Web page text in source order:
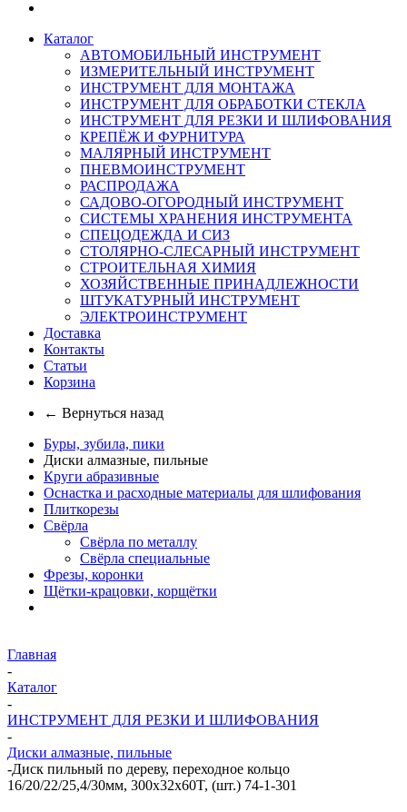
Каталог
АВТОМОБИЛЬНЫЙ ИНСТРУМЕНТ
ИЗМЕРИТЕЛЬНЫЙ ИНСТРУМЕНТ
ИНСТРУМЕНТ ДЛЯ МОНТАЖА
ИНСТРУМЕНТ ДЛЯ ОБРАБОТКИ СТЕКЛА
ИНСТРУМЕНТ ДЛЯ РЕЗКИ И ШЛИФОВАНИЯ
КРЕПЁЖ И ФУРНИТУРА
МАЛЯРНЫЙ ИНСТРУМЕНТ
ПНЕВМОИНСТРУМЕНТ
РАСПРОДАЖА
САДОВО-ОГОРОДНЫЙ ИНСТРУМЕНТ
СИСТЕМЫ ХРАНЕНИЯ ИНСТРУМЕНТА
СПЕЦОДЕЖДА И СИЗ
СТОЛЯРНО-СЛЕСАРНЫЙ ИНСТРУМЕНТ
СТРОИТЕЛЬНАЯ ХИМИЯ
ХОЗЯЙСТВЕННЫЕ ПРИНАДЛЕЖНОСТИ
ШТУКАТУРНЫЙ ИНСТРУМЕНТ
ЭЛЕКТРОИНСТРУМЕНТ
Доставка
Контакты
Статьи
Корзина
← Вернуться назад
Буры, зубила, пики
Диски алмазные, пильные
Круги абразивные
Оснастка и расходные материалы для шлифования
Плиткорезы
Свёрла
Свёрла по металлу
Свёрла специальные
Фрезы, коронки
Щётки-крацовки, корщётки
Главная
-
Каталог
-
ИНСТРУМЕНТ ДЛЯ РЕЗКИ И ШЛИФОВАНИЯ
-
Диски алмазные, пильные
-Диск пильный по дереву, переходное кольцо
16/20/22/25,4/30мм, 300x32x60T, (шт.) 74-1-301